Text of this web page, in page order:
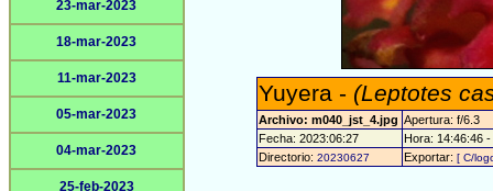
23-mar-2023
18-mar-2023
11-mar-2023
05-mar-2023
04-mar-2023
25-feb-2023
Yuyera - (Leptotes
Archivo: m040_jst_4.jpg Apertura: f/6.3
Fecha: 2023:06:27
Hora: 14:46:46
Directorio:20230627 Exportar:[ C/